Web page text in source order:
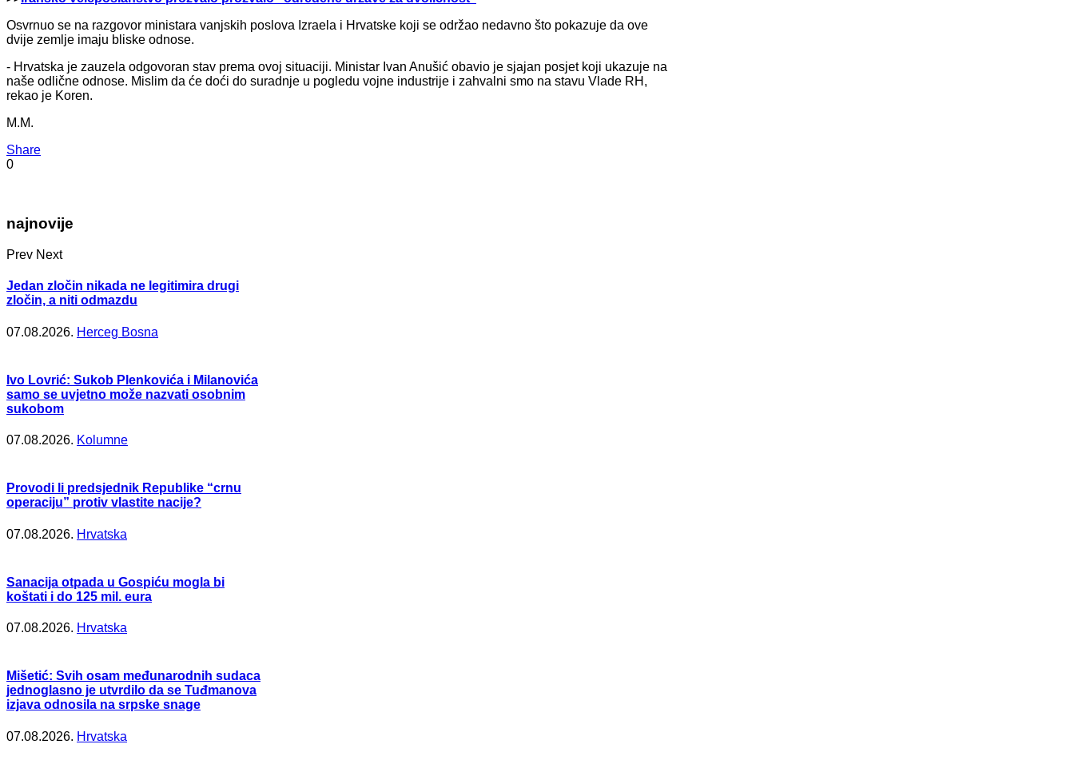
Osvrnuo se na razgovor ministara vanjskih poslova Izraela i Hrvatske koji se održao nedavno što pokazuje da ove
dvije zemlje imaju bliske odnose.
- Hrvatska je zauzela odgovoran stav prema ovoj situaciji. Ministar Ivan Anušić obavio je sjajan posjet koji ukazuje na
naše odlične odnose. Mislim da će doći do suradnje u pogledu vojne industrije i zahvalni smo na stavu Vlade RH,
rekao je Koren.
M.M.
Share
0
najnovije
Prev Next
Jedan zločin nikada ne legitimira drugi
zločin, a niti odmazdu
07.08.2026. Herceg Bosna
Ivo Lovrić: Sukob Plenkovića i Milanovića
samo se uvjetno može nazvati osobnim
sukobom
07.08.2026. Kolumne
Provodi li predsjednik Republike “crnu
operaciju” protiv vlastite nacije?
07.08.2026. Hrvatska
Sanacija otpada u Gospiću mogla bi
koštati i do 125 mil. eura
07.08.2026. Hrvatska
Mišetić: Svih osam međunarodnih sudaca
jednoglasno je utvrdilo da se Tuđmanova
izjava odnosila na srpske snage
07.08.2026. Hrvatska